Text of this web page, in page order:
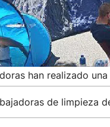
han realizado
de limpieza